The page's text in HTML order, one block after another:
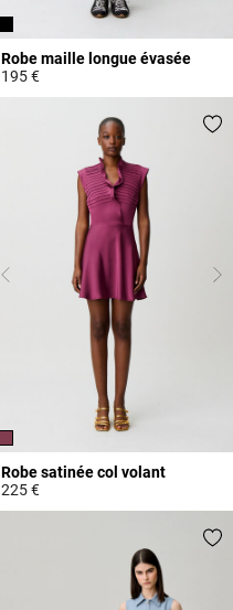
Robe maille longue évasée
195 €
Robe satinée col volant
225 €